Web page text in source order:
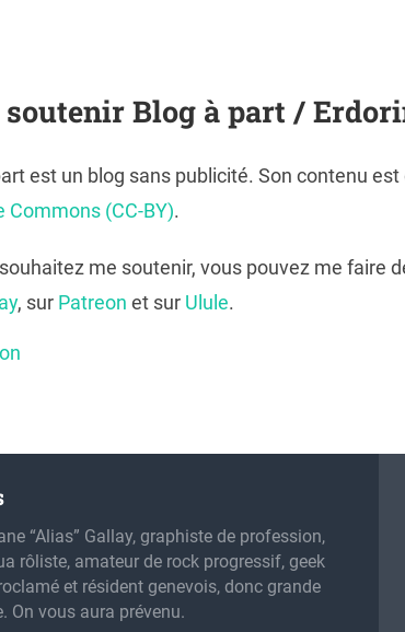
soutenir Blog à part /
est un blog sans publicité. Son contenu
Commons (CC-BY).
me soutenir, vous pouvez me faire
, sur Patreon et sur Ulule.
“Alias” Gallay, graphiste de profession,
rôliste, amateur de rock progressif, geek
et résident genevois, donc grande
On vous aura prévenu.